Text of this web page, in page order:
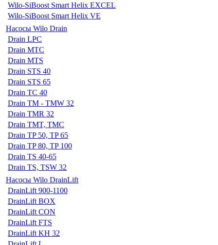
Wilo-SiBoost Smart Helix EXCEL
Wilo-SiBoost Smart Helix VE
Насосы Wilo Drain
Drain LPC
Drain MTC
Drain MTS
Drain STS 40
Drain STS 65
Drain TC 40
Drain TM - TMW 32
Drain TMR 32
Drain TMT, TMC
Drain TP 50, TP 65
Drain TP 80, TP 100
Drain TS 40-65
Drain TS, TSW 32
Насосы Wilo DrainLift
DrainLift 900-1100
DrainLift BOX
DrainLift CON
DrainLift FTS
DrainLift KH 32